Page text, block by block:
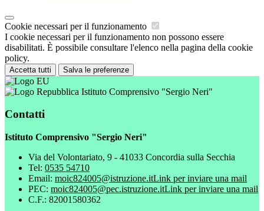
Cookie necessari per il funzionamento
I cookie necessari per il funzionamento non possono essere
disabilitati. È possibile consultare l'elenco nella pagina della cookie
policy.
Accetta tutti Salva le preferenze
Istituto Comprensivo "Sergio Neri"
Contatti
Istituto Comprensivo "Sergio Neri"
Via del Volontariato, 9 - 41033 Concordia sulla Secchia
Tel: 0535 54710
Email: moic824005@istruzione.itLink per inviare una mail
PEC: moic824005@pec.istruzione.itLink per inviare una mail
C.F.: 82001580362